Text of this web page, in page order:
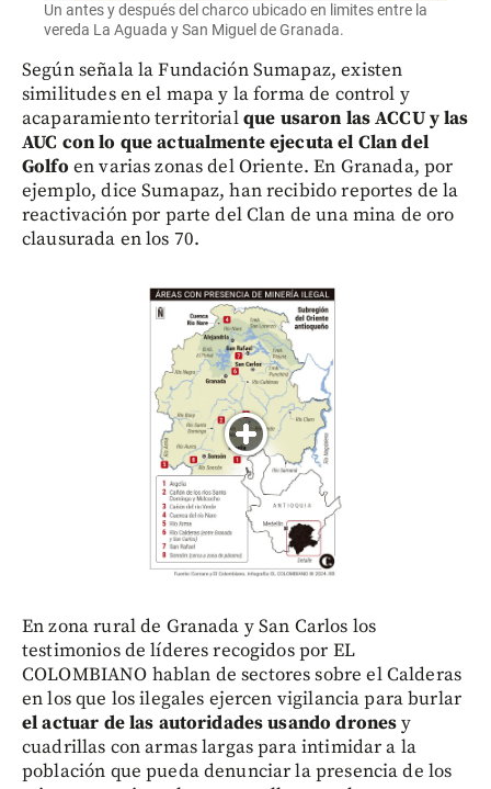
Un antes y después del charco ubicado en limites entre la
vereda La Aguada y San Miguel de Granada.
Según señala la Fundación Sumapaz, existen
similitudes en el mapa y la forma de control y
acaparamiento territorialque usaron las ACCU y las
AUC con lo que actualmente ejecuta el Clan del
Golfo en varias zonas del Oriente. En Granada, por
ejemplo, dice Sumapaz, han recibido reportes de la
reactivación por parte del Clan de una mina de oro
clausurada en los 70.
En zona rural de Granada y San Carlos los
testimonios de líderes recogidos por EL
COLOMBIANO hablan de sectores sobre el Calderas
en los que los ilegales ejercen vigilancia para burlar
el actuar de las autoridades usando dronesy
cuadrillas con armas largas para intimidar a la
población que pueda denunciar la presencia de los